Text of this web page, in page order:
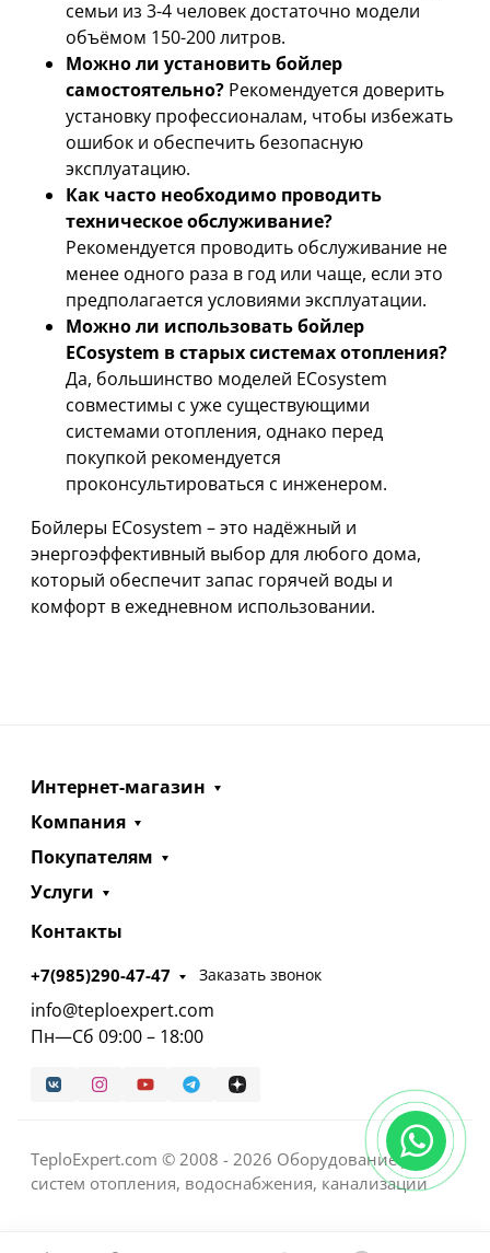
семьи из 3-4 человек достаточно модели
объёмом 150-200 литров.
Можно ли установить бойлер
самостоятельно? Рекомендуется доверить
установку профессионалам, чтобы избежать
ошибок и обеспечить безопасную
эксплуатацию.
Как часто необходимо проводить
техническое обслуживание?
Рекомендуется проводить обслуживание не
менее одного раза в год или чаще, если это
предполагается условиями эксплуатации.
Можно ли использовать бойлер
ECosystem в старых системах отопления?
Да, большинство моделей ECosystem
совместимы с уже существующими
системами отопления, однако перед
покупкой рекомендуется
проконсультироваться с инженером.
Бойлеры ECosystem – это надёжный и
энергоэффективный выбор для любого дома,
который обеспечит запас горячей воды и
комфорт в ежедневном использовании.
Интернет-магазин
Компания
Покупателям
Услуги
Контакты
+7(985)290-47-47 Заказать звонок
info@teploexpert.com
Пн—Сб 09:00 – 18:00
TeploExpert.com © 2008 - 2026 Оборудование для
систем отопления, водоснабжения, канализации